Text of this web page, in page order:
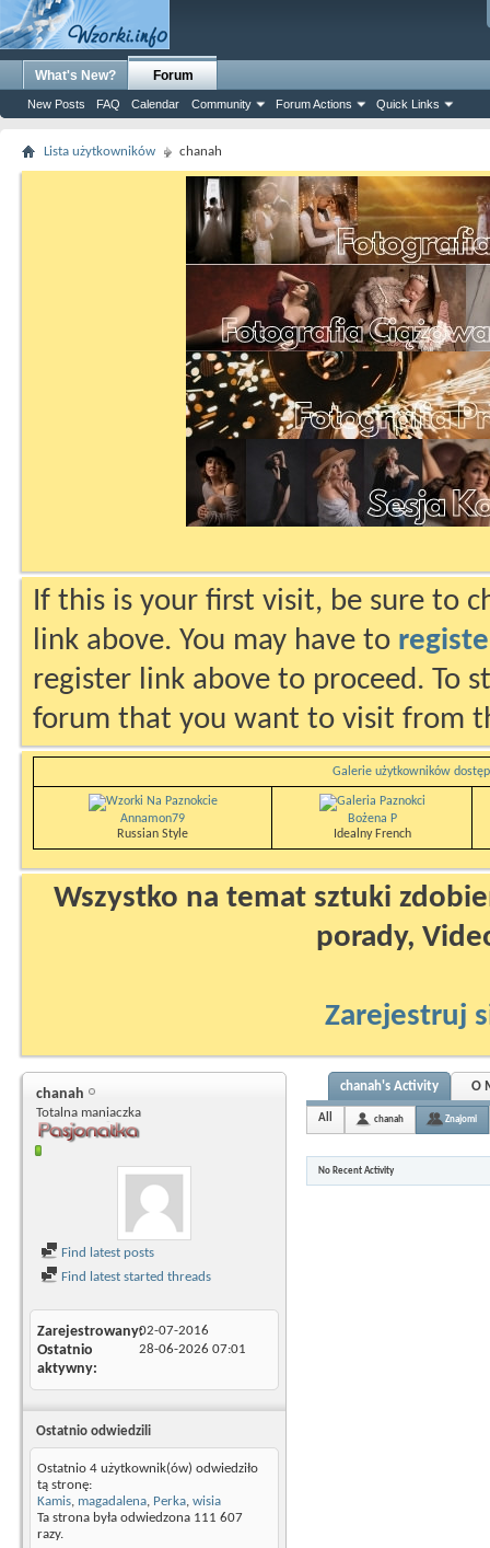
What's New? Forum
New Posts FAQ Calendar Community Forum Actions Quick Links
Lista użytkowników chanah
If this is your first visit, be sure to
link above. You may have to
register link above to proceed. To
forum that you want to visit from
Galerie użytkowników
Annamon79
Russian Style
Bożena P
Idealny French
Wszystko na temat sztuki
porady,
Zarejestruj
chanah
Totalna maniaczka
Find latest posts
Find latest started threads
Zarejestrowany02-07-2016
Ostatnio
aktywny
28-06-2026 07:01
Ostatnio odwiedzili
Ostatnio 4 użytkownik(ów) odwiedziło
tą stronę:
Kamis, magadalena, Perka, wisia
Ta strona była odwiedzona 111 607
razy.
chanah's Activity O
All chanah Znajomi
No Recent Activity